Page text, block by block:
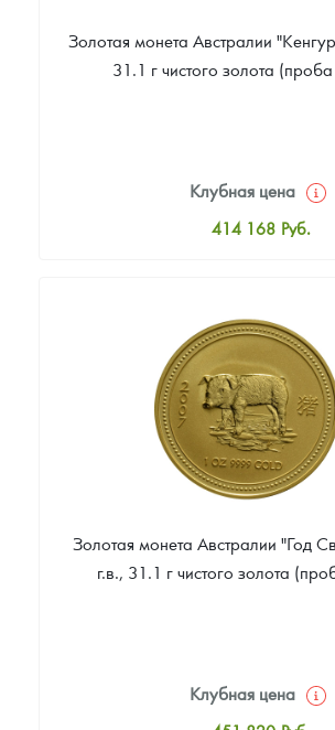
Золотая монета Австралии
31.1 г чистого золота
Клубная цена
414 168 Руб.
Цена выкупа
393 460 Руб.
Золотая монета Австралии "Год
г.в., 31.1 г чистого золота
Клубная цена